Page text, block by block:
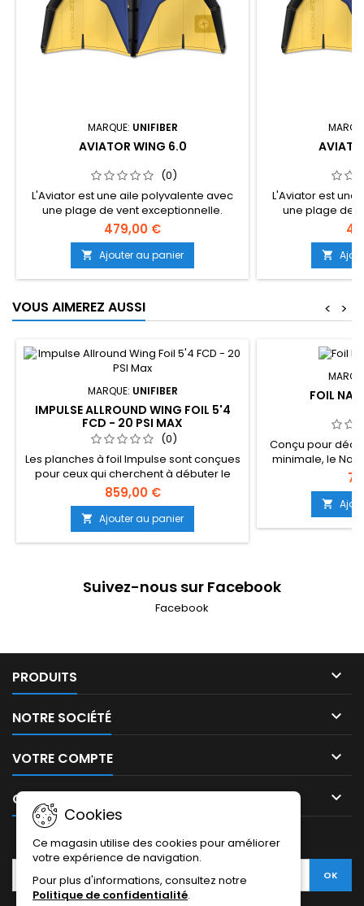
MARQUE: UNIFIBER
AVIATOR WING 6.0
(0)
L'Aviator est une aile polyvalente avec
une plage de vent exceptionnelle.
Conçue pour les riders à la recherche
d'une aile équilibrée et polyvalente, elle
reste stable et réactive en croisière, en
vague ou dans les big airs. Lorsqu'il est
signalé, l'Aviator dérive en douceur sans
479,00 €
 Ajouter au panier
L'Aviator est
une plage de
Conçue pour
d'une aile
reste stable et
vague ou dans
signalé, l'Aviator

VOUS AIMEREZ AUSSI >
<
MARQUE: UNIFIBER
IMPULSE ALLROUND WING FOIL 5'4
FCD - 20 PSI MAX
(0)
Les planches à foil Impulse sont conçues
pour ceux qui cherchent à débuter le
Winging et à progresser rapidement !
Avec leur grande largeur, leur volume
généreux et leur construction gonflable,
ces planches sont super stables sous les
pieds et rapides à décoller. Le nez à
859,00 €
 Ajouter au panier
FOIL
Conçu pour
minimale, le
parfait pour
volumineuse et
avant est
et sûr à basse

Suivez-nous sur Facebook
Facebook
PRODUITS 
NOTRE SOCIÉTÉ 
VOTRE COMPTE 
CONTACT 
Cookies
Ce magasin utilise des cookies pour améliorer
votre expérience de navigation.
Pour plus d'informations, consultez notre
Politique de confidentialité.
LETTRE D'INFORMATIONS